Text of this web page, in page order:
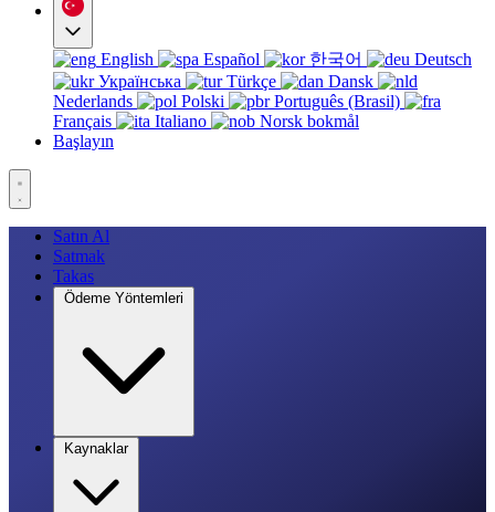
English Español 한국어
Deutsch
Українська
Türkçe
Dansk
Nederlands
Polski
Português (Brasil)
Français
Italiano
Norsk bokmål
Başlayın
Satın Al
Satmak
Takas
Ödeme Yöntemleri
Kaynaklar